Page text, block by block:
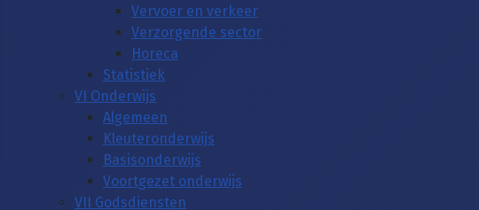
Vervoer en verkeer
Verzorgende sector
Horeca
Statistiek
VI Onderwijs
Algemeen
Kleuteronderwijs
Basisonderwijs
Voortgezet onderwijs
VII Godsdiensten